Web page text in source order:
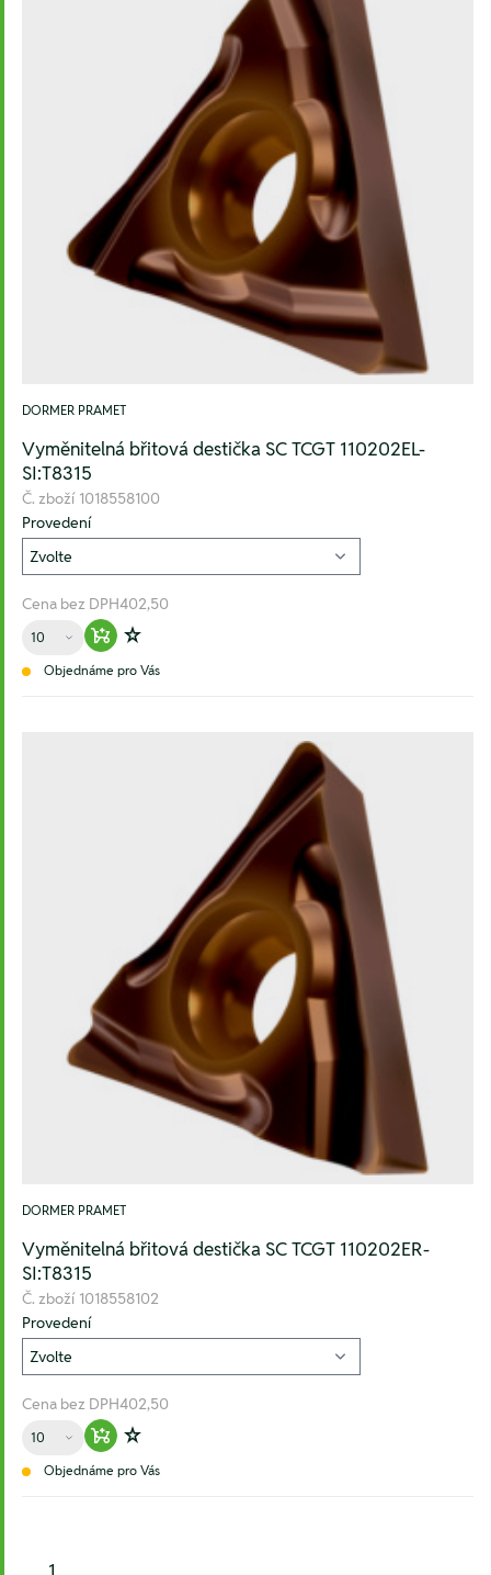
DORMER PRAMET
Vyměnitelná břitová destička SC TCGT 110202EL-
SI:T8315
Č. zboží 1018558100
Provedení
Cena bez DPH402,50
Množství
Warenkorb hinzufügen
Zur Wunschliste hinzufügen
Objednáme pro Vás
DORMER PRAMET
Vyměnitelná břitová destička SC TCGT 110202ER-
SI:T8315
Č. zboží 1018558102
Provedení
Cena bez DPH402,50
Množství
Warenkorb hinzufügen
Zur Wunschliste hinzufügen
Objednáme pro Vás